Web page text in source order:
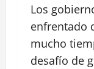
Los
enfrentado
mucho
desafío de